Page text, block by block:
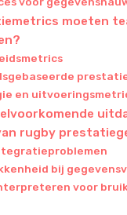
moeten
en
rugby
bij
voor